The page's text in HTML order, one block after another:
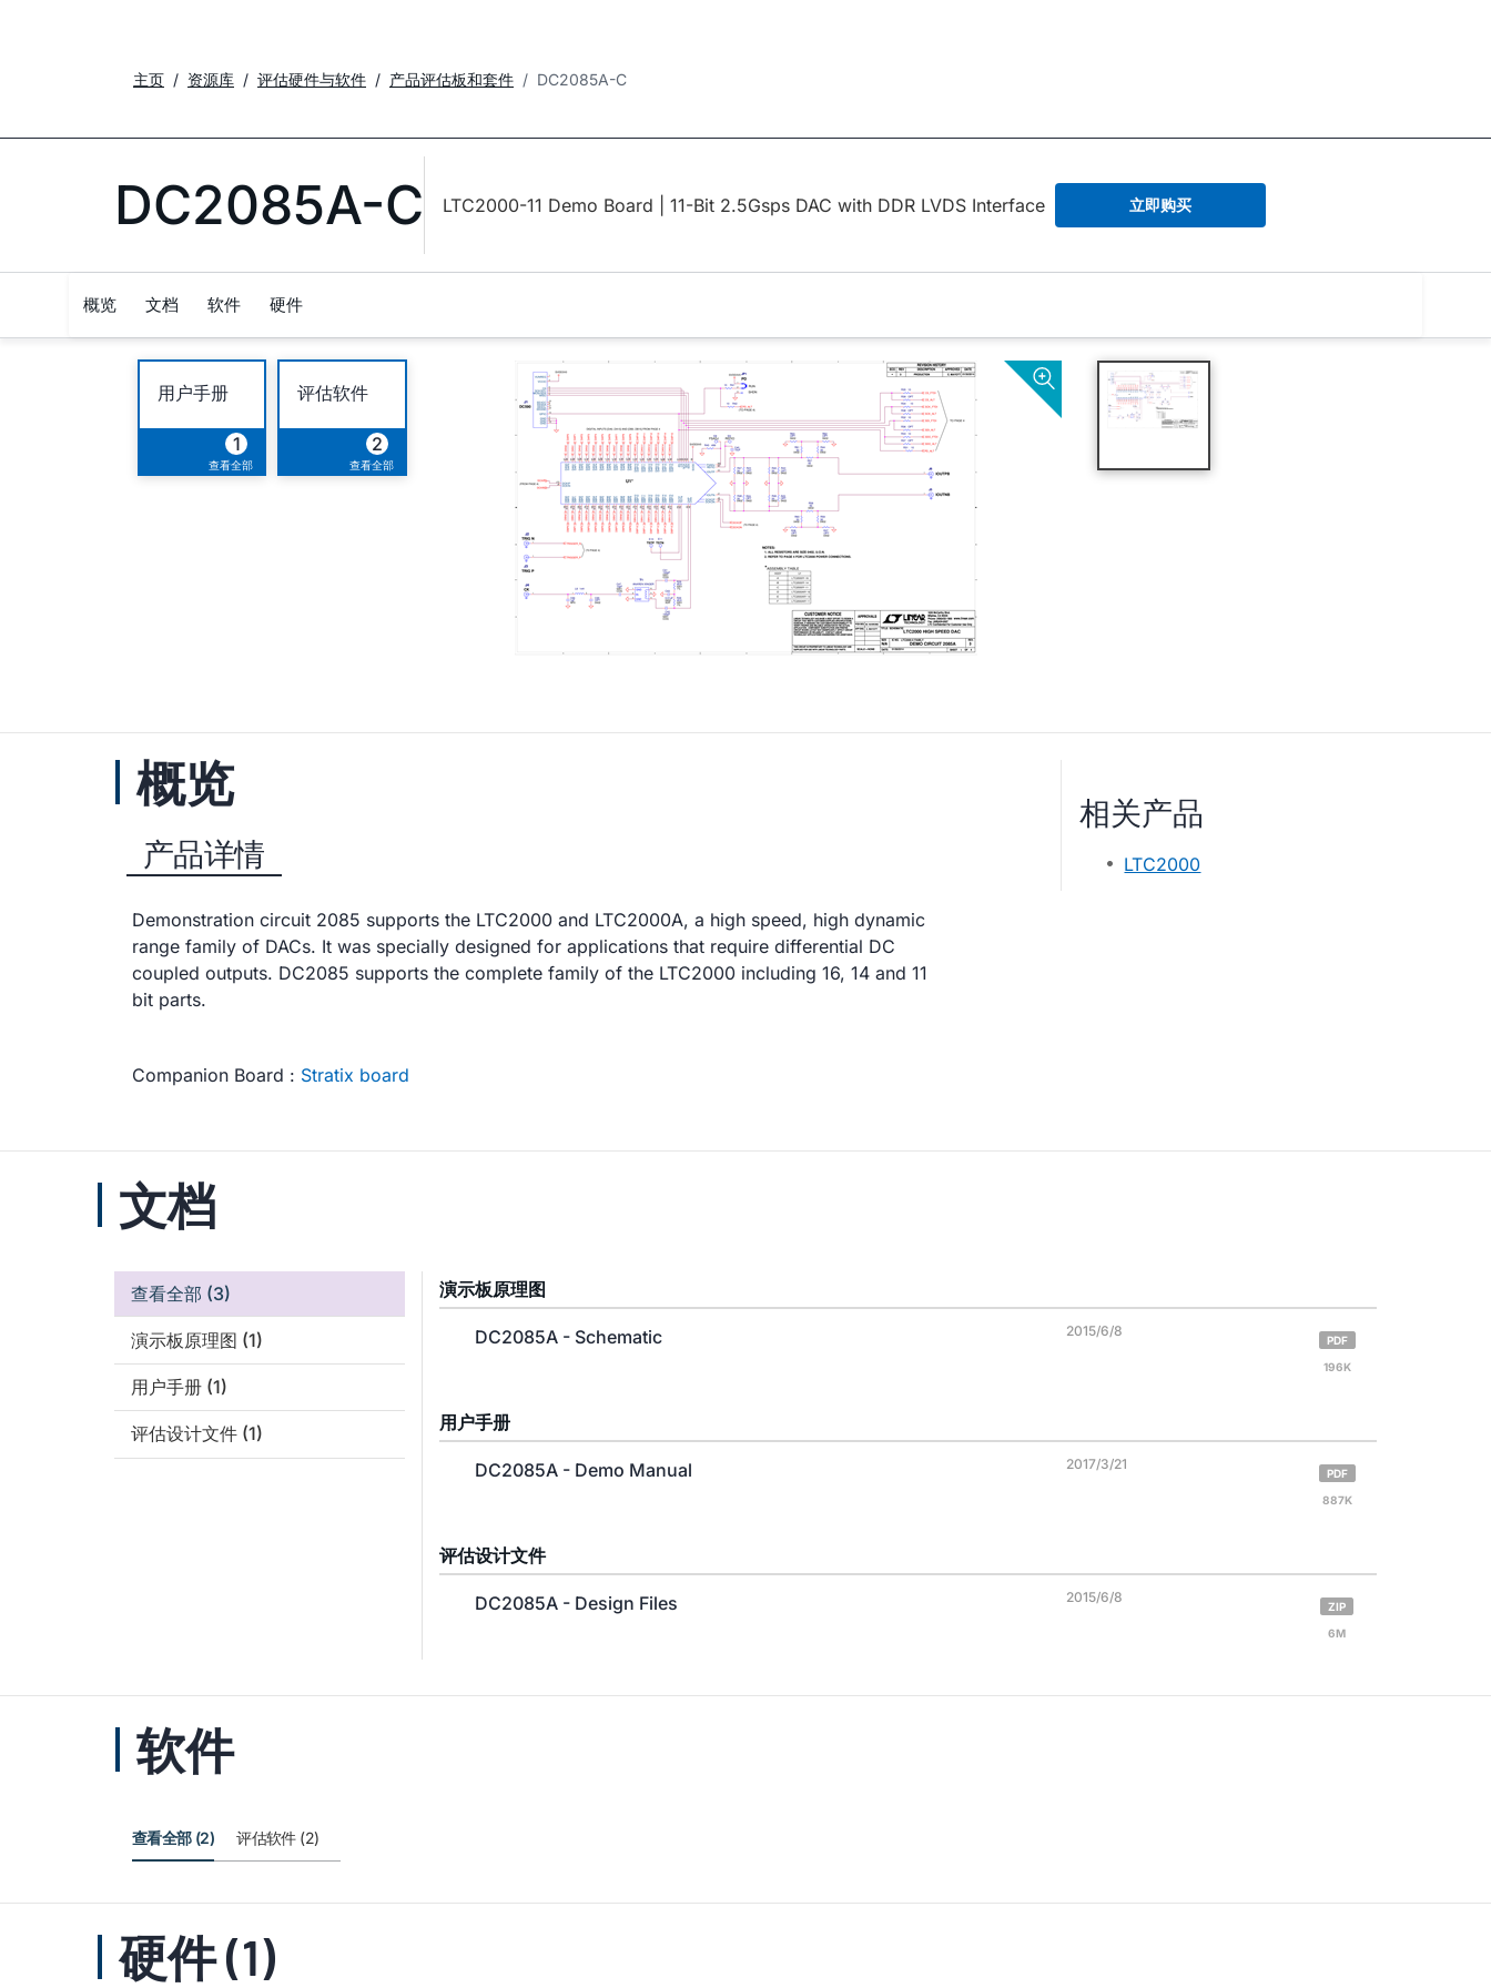
主页 资源库 评估硬件与软件 产品评估板和套件 DC2085A-C
DC2085A-C LTC2000-11 Demo Board | 11-Bit 2.5Gsps DAC with DDR LVDS Interface 立即购买
概览 文档 软件 硬件
用户手册
1
查看全部
评估软件
2
查看全部
概览
产品详情
Demonstration circuit 2085 supports the LTC2000 and LTC2000A, a high speed, high dynamic
range family of DACs. It was specially designed for applications that require differential DC
coupled outputs. DC2085 supports the complete family of the LTC2000 including 16, 14 and 11
bit parts.
Companion Board : Stratix board
相关产品
LTC2000
文档
查看全部 (3)
演示板原理图 (1)
用户手册 (1)
评估设计文件 (1)
演示板原理图
DC2085A - Schematic 2015/6/8
PDF
196K
用户手册
DC2085A - Demo Manual 2017/3/21
PDF
887K
评估设计文件
DC2085A - Design Files 2015/6/8
ZIP
6M
软件
查看全部 (2) 评估软件 (2)
硬件 (1)